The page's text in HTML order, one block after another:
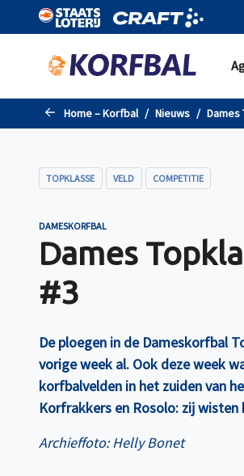
Naar de hoofdinhoud gaan
Home – Korfbal Nieuws Dames
TOPKLASSE VELD COMPETITIE
DAMESKORFBAL
Dames
#3
De ploegen in de Dameskorfbal
vorige week al. Ook deze week
korfbalvelden in het zuiden van
Korfrakkers en Rosolo: zij
Archieffoto: Helly Bonet